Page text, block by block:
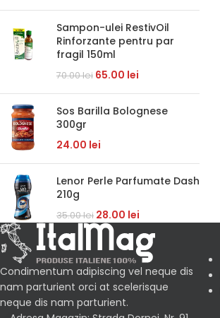
Sampon-ulei RestivOil
Rinforzante pentru par
fragil 150ml
70.00lei 65.00 lei
Sos Barilla Bolognese
300gr
24.00 lei
Lenor Perle Parfumate Dash
210g
35.00lei 28.00 lei
Condimentum adipiscing vel neque dis
nam parturient orci at scelerisque
neque dis nam parturient.